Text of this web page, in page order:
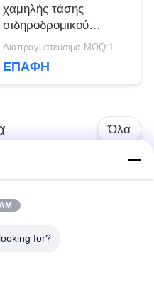
χαμηλής τάσης
σιδηροδρομικού
μεταφορικού
βιομηχανικό τομέα
Διαπραγματεύσιμα MOQ:1 σετ/σετ
ΕΠΑΦΉ
Όλα
trackless κάρρο
μεταφοράς
AGV αυτόματο
for?